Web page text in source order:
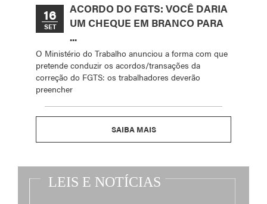
16
SET
ACORDO DO FGTS: VOCÊ DARIA
UM CHEQUE EM BRANCO PARA
...
O Ministério do Trabalho anunciou a forma com que
pretende conduzir os acordos/transações da
correção do FGTS: os trabalhadores deverão
preencher
SAIBA MAIS